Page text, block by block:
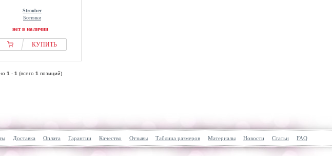
Stroober
Ботинки
нет в наличии
КУПИТЬ
1 - 1 (всего 1 позиций)
Доставка Оплата Гарантии Качество Отзывы Таблица размеров Материалы Новости Статьи FAQ